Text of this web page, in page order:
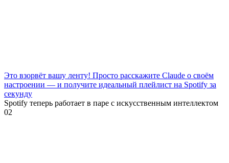
Это взорвёт вашу ленту! Просто расскажите Claude о своём
настроении — и получите идеальный плейлист на Spotify за
секунду
Spotify теперь работает в паре с искусственным интеллектом
02